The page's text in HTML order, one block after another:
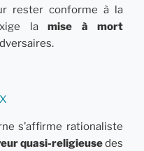
rester conforme à la
lamise à mort
s’affirme rationaliste
quasi-religieusedes